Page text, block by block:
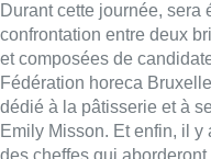
Durant cette journée, sera
confrontation entre deux
et composées de
Fédération horeca
dédié à la pâtisserie et à
Emily Misson. Et enfin, il